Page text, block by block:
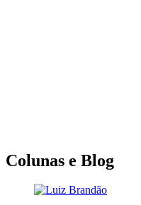
Colunas e Blog